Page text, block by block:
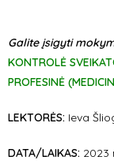
Galite įsigyti
KONTROLĖ
PROFESINĖ
LEKTORĖS: Ieva
DATA/LAIKAS: 2023